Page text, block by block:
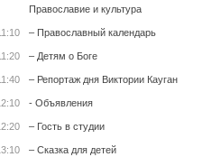
Православие и культура
– Православный календарь
– Детям о Боге
– Репортаж дня Виктории Кауган
- Объявления
– Гость в студии
– Сказка для детей